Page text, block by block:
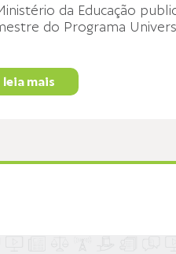
da Educação
do Programa
leia mais